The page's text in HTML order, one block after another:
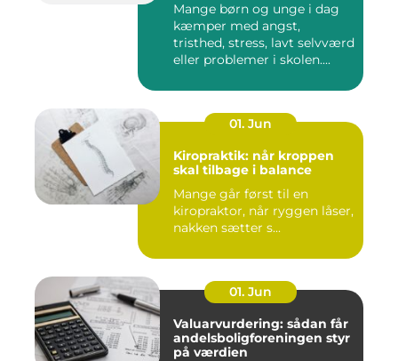
Mange børn og unge i dag
kæmper med angst,
tristhed, stress, lavt selvværd
eller problemer i skolen....
01. Jun
Kiropraktik: når kroppen
skal tilbage i balance
Mange går først til en
kiropraktor, når ryggen låser,
nakken sætter s...
01. Jun
Valuarvurdering: sådan får
andelsboligforeningen styr
på værdien